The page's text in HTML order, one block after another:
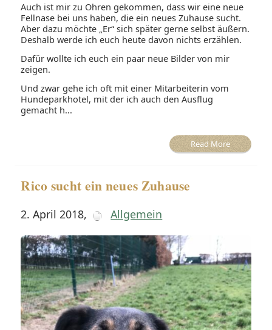
Auch ist mir zu Ohren gekommen, dass wir eine neue
Fellnase bei uns haben, die ein neues Zuhause sucht.
Aber dazu möchte „Er“ sich später gerne selbst äußern.
Deshalb werde ich euch heute davon nichts erzählen.
Dafür wollte ich euch ein paar neue Bilder von mir
zeigen.
Und zwar gehe ich oft mit einer Mitarbeiterin vom
Hundeparkhotel, mit der ich auch den Ausflug
gemacht h...
Read More
Rico sucht ein neues Zuhause
2. April 2018, Allgemein